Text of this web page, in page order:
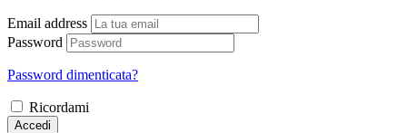
Email address
Password
Password dimenticata?
Ricordami
Accedi